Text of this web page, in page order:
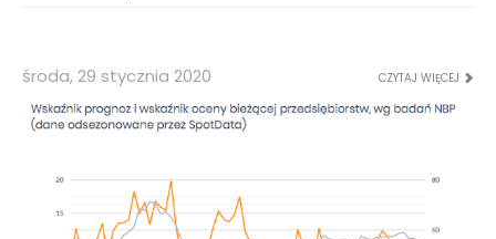
środa, 29 stycznia 2020 CZYTAJ WIĘCEJ